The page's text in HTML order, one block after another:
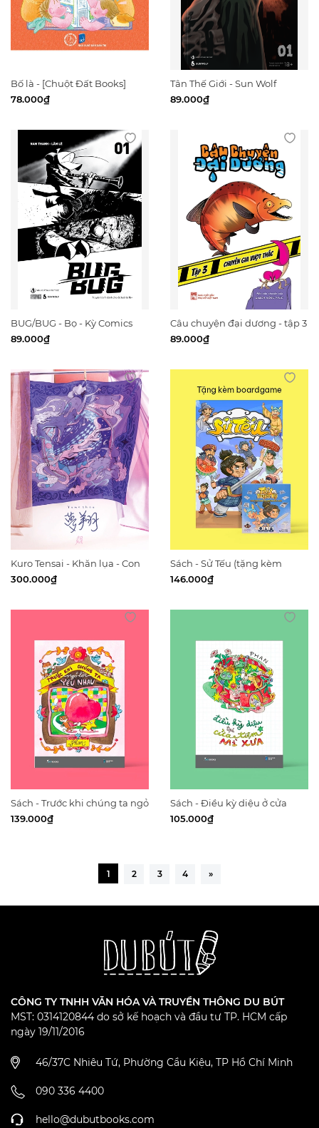
Bố là - [Chuột Đất Books]
78.000₫
Tân Thế Giới - Sun Wolf
89.000₫
BUG/BUG - Bọ - Kỳ Comics
89.000₫
Câu chuyện đại dương - tập 3
89.000₫
Kuro Tensai - Khăn lụa - Con
ngựa
300.000₫
Sách - Sử Tếu (tặng kèm
boardgame Tếu truyền kỳ)
146.000₫
Sách - Trước khi chúng ta ngỏ
lời yêu nhau
139.000₫
Sách - Điều kỳ diệu ở cửa
tiệm Mì Xưa
105.000₫
1 2 3 4 »
CÔNG TY TNHH VĂN HÓA VÀ TRUYỀN THÔNG DU BÚT
MST: 0314120844 do sở kế hoạch và đầu tư TP. HCM cấp
ngày 19/11/2016
46/37C Nhiêu Tứ, Phường Cầu Kiệu, TP Hồ Chí Minh
090 336 4400
hello@dubutbooks.com